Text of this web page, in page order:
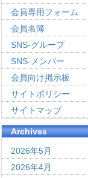
会員専用フォーム
会員名簿
SNS-グループ
SNS-メンバー
会員向け掲示板
サイトポリシー
サイトマップ
Archives
2026年5月
2026年4月